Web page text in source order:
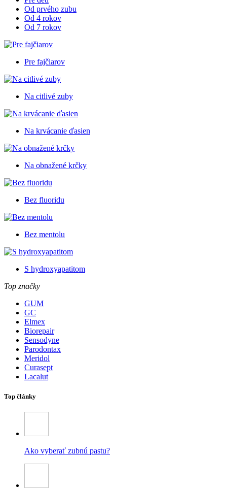
Od prvého zubu
Od 4 rokov
Od 7 rokov
Pre fajčiarov
Na citlivé zuby
Na krvácanie ďasien
Na obnažené krčky
Bez fluoridu
Bez mentolu
S hydroxyapatitom
Top značky
GUM
GC
Elmex
Biorepair
Sensodyne
Parodontax
Meridol
Curasept
Lacalut
Top články
Ako vyberať zubnú pastu?